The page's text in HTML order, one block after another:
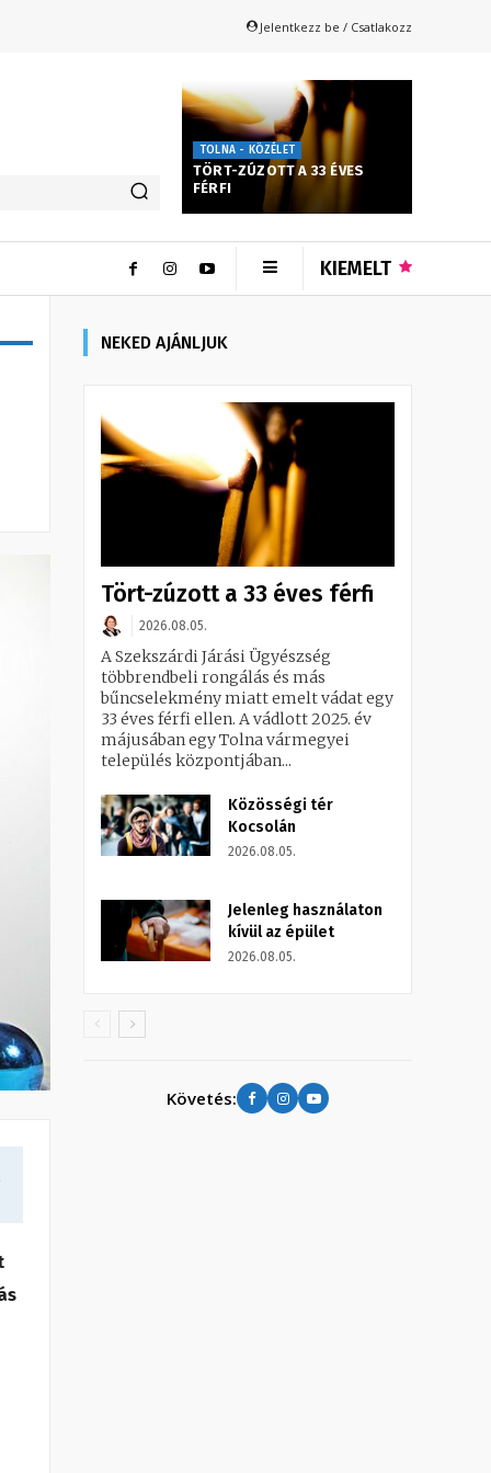
Jelentkezz be / Csatlakozz
TOLNA - KÖZÉLET
TÖRT-ZÚZOTT A 33 ÉVES
FÉRFI
KIEMELT
NEKED AJÁNLJUK
Tört-zúzott a 33 éves férfi
2026.08.05.
A Szekszárdi Járási Ügyészség
többrendbeli rongálás és más
bűncselekmény miatt emelt vádat egy
33 éves férfi ellen. A vádlott 2025. év
májusában egy Tolna vármegyei
település központjában...
Közösségi tér
Kocsolán
2026.08.05.
Jelenleg használaton
kívül az épület
2026.08.05.
Követés: